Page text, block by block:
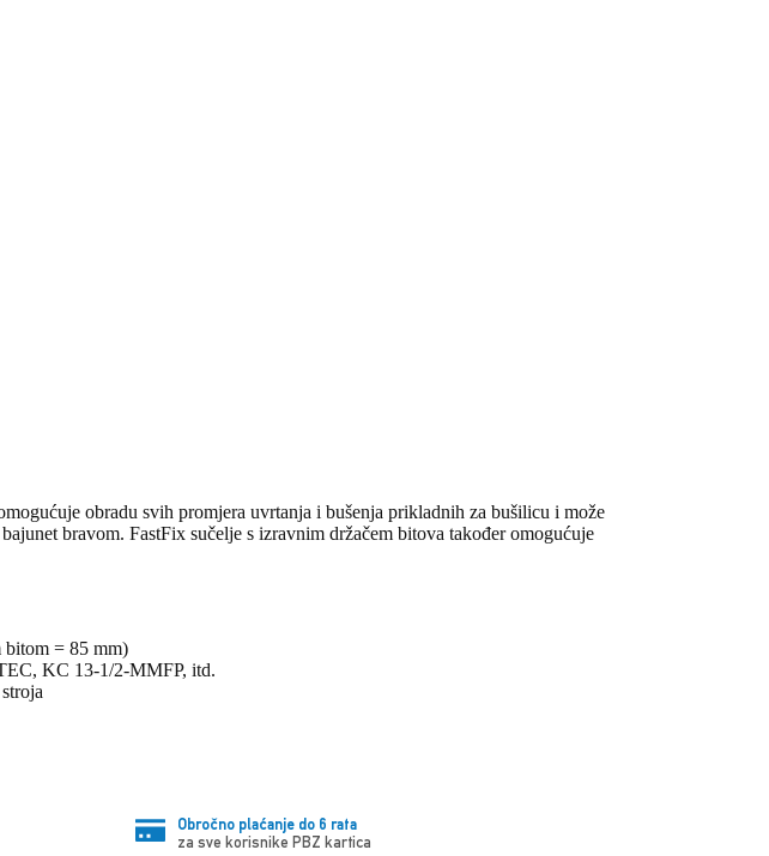
obradu svih promjera uvrtanja i bušenja prikladnih za bušilicu i može
bravom. FastFix sučelje s izravnim držačem bitova također omogućuje
bitom = 85 mm)
KC 13-1/2-MMFP, itd.
Obročno plaćanje do 6 rata
za sve korisnike PBZ kartica